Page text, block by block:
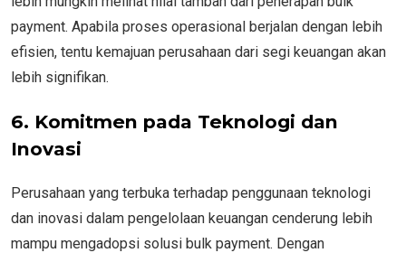
payment. Apabila proses operasional berjalan dengan lebih
efisien, tentu kemajuan perusahaan dari segi keuangan akan
lebih signifikan.
6. Komitmen pada Teknologi dan
Inovasi
Perusahaan yang terbuka terhadap penggunaan teknologi
dan inovasi dalam pengelolaan keuangan cenderung lebih
mampu mengadopsi solusi bulk payment. Dengan